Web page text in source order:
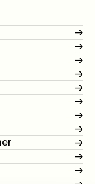
->
->
->
->
->
->
->
->
->
->
->